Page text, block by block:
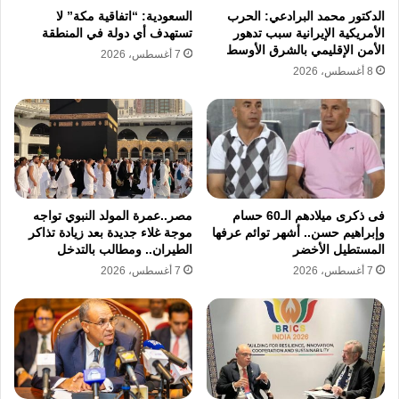
وزيرة الثقافة، وكذلك الدكتور رئيس الهيئة العامة
لدار الكتب والوثائق القومية.
وسوف تتم الموافاة أولًا بأول بما ستسفر عنه نتائج
الاتصالات والمراسلات الرسمية التي تمت وستتم
في هذا الشأن.
في المقابل، أصدرت دار الكتب والوثائق القومية،
منذ قليل، بيانًا توضيحيًا للدفاع عن القرار، أكدت
التحول الرقمي وتسهيل إجراءات الإيداع.
وإلى نص البيان:
الدكتور محمد البرادعي: الحرب
الأمريكية الإيرانية سبب تدهور
الأمن الإقليمي بالشرق الأوسط
8 أغسطس، 2026
السعودية: “اتفاقية مكة” لا
تستهدف أي دولة في المنطقة
7 أغسطس، 2026
فى ذكرى ميلادهم الـ60 حسام
وإبراهيم حسن.. أشهر توائم عرفها
المستطيل الأخضر
7 أغسطس، 2026
مصر..عمرة المولد النبوي تواجه
موجة غلاء جديدة بعد زيادة تذاكر
الطيران.. ومطالب بالتدخل
7 أغسطس، 2026